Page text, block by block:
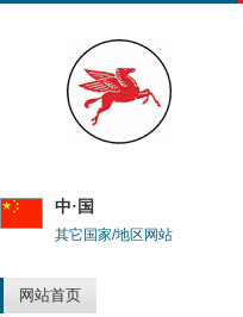
中·国
其它国家/地区网站
网站首页